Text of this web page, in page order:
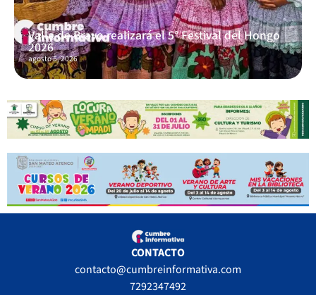
Valle de Bravo realizará el 5° Festival del Hongo
2026
agosto 5, 2026
CONTACTO
contacto@cumbreinformativa.com
7292347492